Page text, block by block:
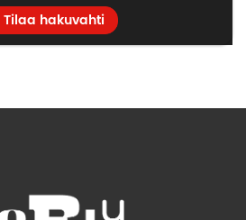
Tilaa hakuvahti